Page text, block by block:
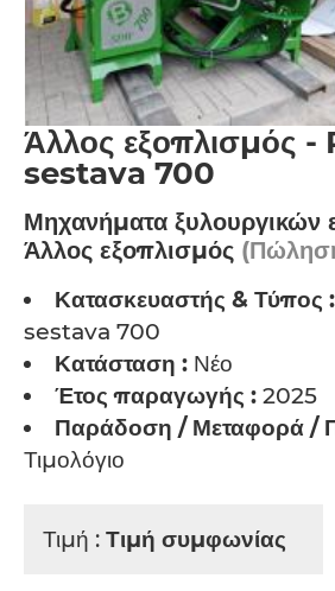
Άλλος εξοπλισμός
sestava 700
Μηχανήματα ξυλουργικών
Άλλος εξοπλισμός
Κατασκευαστής & Τύπος :
sestava 700
Κατάσταση : Νέο
Έτος παραγωγής : 2025
Παράδοση / Μεταφορά /
Τιμολόγιο
Τιμή : Τιμή συμφωνίας